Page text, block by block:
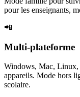
pour les enseignants,
📲
Multi-plateforme
Windows, Mac, Linux,
appareils. Mode hors
scolaire.